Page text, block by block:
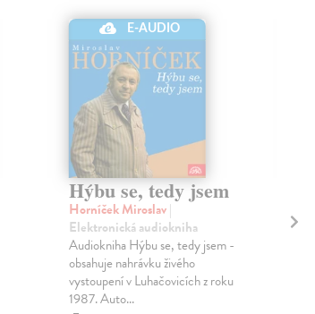
E-AUDIO
Hýbu se, tedy jsem
Horníček Miroslav|
Elektronická audiokniha
Audiokniha Hýbu se, tedy jsem -
obsahuje nahrávku živého
vystoupení v Luhačovicích z roku
1987. Auto...